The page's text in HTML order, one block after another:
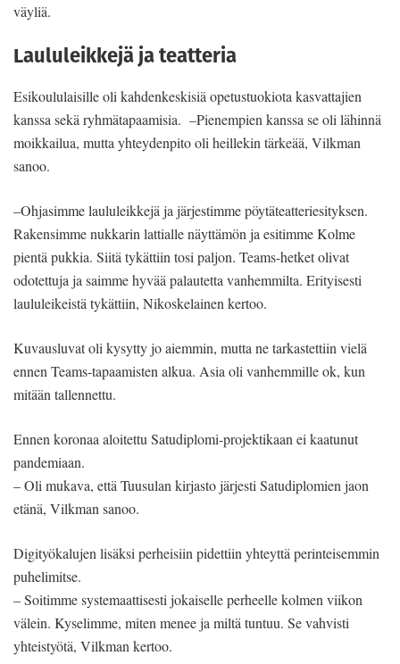
väyliä.
Laululeikkejä ja teatteria
Esikoululaisille oli kahdenkeskisiä opetustuokiota kasvattajien
kanssa sekä ryhmätapaamisia. –Pienempien kanssa se oli lähinnä
moikkailua, mutta yhteydenpito oli heillekin tärkeää, Vilkman
sanoo.
–Ohjasimme laululeikkejä ja järjestimme pöytäteatteriesityksen.
Rakensimme nukkarin lattialle näyttämön ja esitimme Kolme
pientä pukkia. Siitä tykättiin tosi paljon. Teams-hetket olivat
odotettuja ja saimme hyvää palautetta vanhemmilta. Erityisesti
laululeikeistä tykättiin, Nikoskelainen kertoo.
Kuvausluvat oli kysytty jo aiemmin, mutta ne tarkastettiin vielä
ennen Teams-tapaamisten alkua. Asia oli vanhemmille ok, kun
mitään tallennettu.
Ennen koronaa aloitettu Satudiplomi-projektikaan ei kaatunut
pandemiaan.
– Oli mukava, että Tuusulan kirjasto järjesti Satudiplomien jaon
etänä, Vilkman sanoo.
Digityökalujen lisäksi perheisiin pidettiin yhteyttä perinteisemmin
puhelimitse.
– Soitimme systemaattisesti jokaiselle perheelle kolmen viikon
välein. Kyselimme, miten menee ja miltä tuntuu. Se vahvisti
yhteistyötä, Vilkman kertoo.